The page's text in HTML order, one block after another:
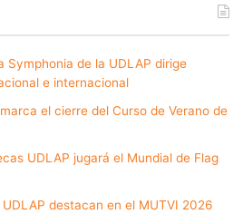
Symphonia de la UDLAP dirige
e internacional
el cierre del Curso de Verano de
UDLAP jugará el Mundial de Flag
destacan en el MUTVI 2026